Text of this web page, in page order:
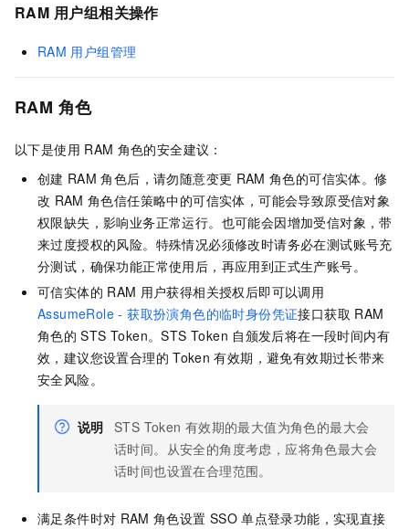
RAM 用户组相关操作
RAM 用户组管理
RAM 角色
以下是使用 RAM 角色的安全建议：
创建 RAM 角色后，请勿随意变更 RAM 角色的可信实体。修
改 RAM 角色信任策略中的可信实体，可能会导致原受信对象
权限缺失，影响业务正常运行。也可能会因增加受信对象，带
来过度授权的风险。特殊情况必须修改时请务必在测试账号充
分测试，确保功能正常使用后，再应用到正式生产账号。
可信实体的 RAM 用户获得相关授权后即可以调用
AssumeRole - 获取扮演角色的临时身份凭证接口获取 RAM
角色的 STS Token。STS Token 自颁发后将在一段时间内有
效，建议您设置合理的 Token 有效期，避免有效期过长带来
安全风险。
说明 STS Token 有效期的最大值为角色的最大会
话时间。从安全的角度考虑，应将角色最大会
话时间也设置在合理范围。
满足条件时对 RAM 角色设置 SSO 单点登录功能，实现直接